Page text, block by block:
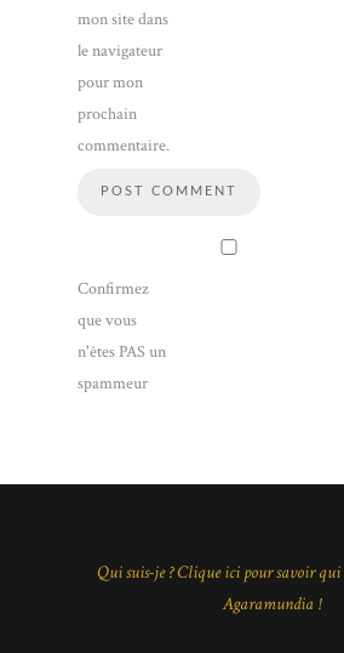
mon site dans
le navigateur
pour mon
prochain
commentaire.
Confirmez
que vous
n'êtes PAS un
spammeur
Qui suis-je ? Clique ici pour savoir qui
Agaramundia !